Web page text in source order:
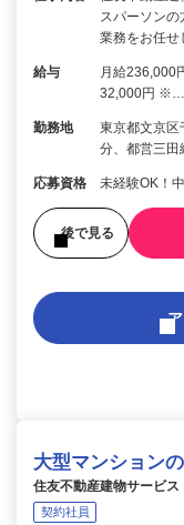
スパーソン
業務をお任
給与
月給236,000
32,000円 ※…
勤務地
東京都文京区
分、都営三田
応募資格 未経験OK！
後で見る
大型マンション
住友不動産建物サービ
契約社員